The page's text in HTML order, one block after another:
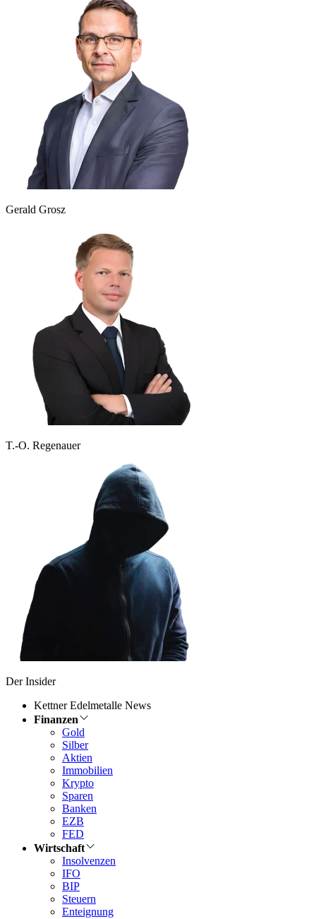
Gerald Grosz
T.-O. Regenauer
Der Insider
Kettner Edelmetalle News
Finanzen
Gold
Silber
Aktien
Immobilien
Krypto
Sparen
Banken
EZB
FED
Wirtschaft
Insolvenzen
IFO
BIP
Steuern
Enteignung